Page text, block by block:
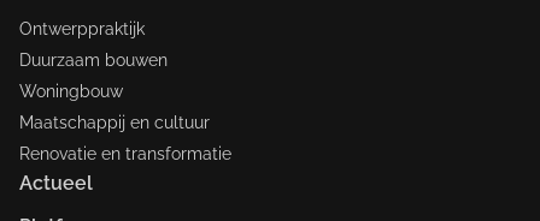
Ontwerppraktijk
Duurzaam bouwen
Woningbouw
Maatschappij en cultuur
Renovatie en transformatie
Actueel